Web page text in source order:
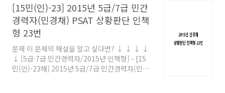
다. ②. (X) 중소도시 경기장의 좌석 점유율이
10%p 높아진다면 중소도시의 좌석점유율은
80%가 된다. 이 때 관중수를 구해보면 20,000 *
0.8 = 16,000명으로 여전히 대도시보다 작다.
③. (O) 5개의 대도시와 5개의 중소도시인 경우,
모든 경기장에서 1경기만 열릴 때 전체 관중수를
구해보면, 18,000 * 5 + 14,000 * 5 = 160,000
명이다. 한편, 4개의 대도시와 6개의 중소도시인
[15민(인)-23] 2015년 5급/7급 민간
경력자(민경채) PSAT 상황판단 인책
형 23번
문제 이 문제의 해설을 알고 싶다면? ↓ ↓ ↓ ↓
↓ [5급·7급 민간경력자/2015년 인책형] - [15
민(인)-23해] 2015년 5급/7급 민간경력자(민경